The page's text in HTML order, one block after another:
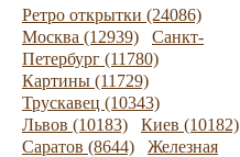
Ретро открытки (24086)
Москва (12939)
Санкт-
Петербург (11780)
Картины (11729)
Трускавец (10343)
Львов (10183)
Киев (10182)
Саратов (8644)
Железная